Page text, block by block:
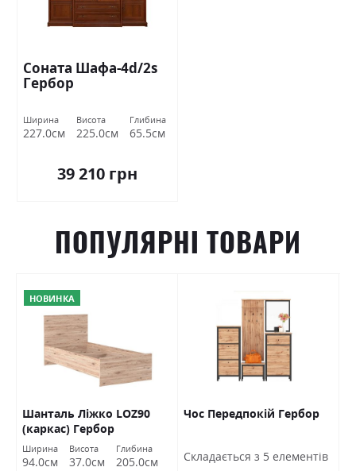
Соната Шафа-4d/2s
Гербор
Ширина
227.0см
Висота
225.0см
Глибина
65.5см
39 210 грн
ПОПУЛЯРНІ ТОВАРИ
НОВИНКА
Шанталь Ліжко LOZ90
(каркас) Гербор
Ширина
94.0см
Висота
37.0см
Глибина
205.0см
Чос Передпокій Гербор
Cкладається з 5 елементів